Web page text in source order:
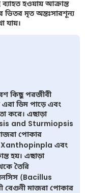
ব্যাহত হওয়ায় আক্রান্ত
ভিতর মৃত অন্তঃসারশূন্য
যায়।
কিছু পরজীবী
এরা ডিম পাড়ে এবং
করে। এছাড়া
and Sturmiopsis
পোকার
Xanthopinpla এবং
হয়। এছাড়া
তৈরি
(Bacillus
বেগুনী মাজরা পোকার